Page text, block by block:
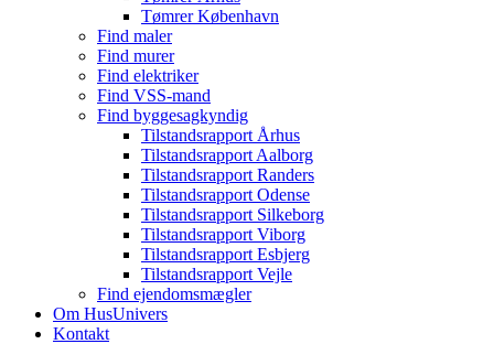
Tømrer København
Find maler
Find murer
Find elektriker
Find VSS-mand
Find byggesagkyndig
Tilstandsrapport Århus
Tilstandsrapport Aalborg
Tilstandsrapport Randers
Tilstandsrapport Odense
Tilstandsrapport Silkeborg
Tilstandsrapport Viborg
Tilstandsrapport Esbjerg
Tilstandsrapport Vejle
Find ejendomsmægler
Om HusUnivers
Kontakt